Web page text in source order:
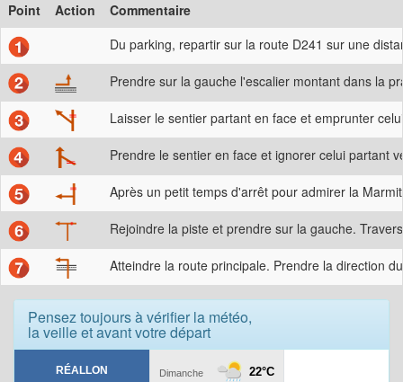
Point Action
Commentaire
Du parking, repartir sur la route D241 sur une
Prendre sur la gauche l'escalier montant dans la
Laisser le sentier partant en face et emprunter
Prendre le sentier en face et ignorer celui partant
Après un petit temps d'arrêt pour admirer la
Rejoindre la piste et prendre sur la gauche.
Atteindre la route principale. Prendre la direction
Pensez toujours à vérifier la météo,
la veille et avant votre départ